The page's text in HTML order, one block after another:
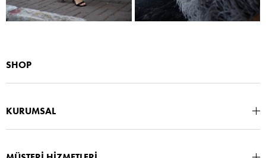
SHOP
KURUMSAL